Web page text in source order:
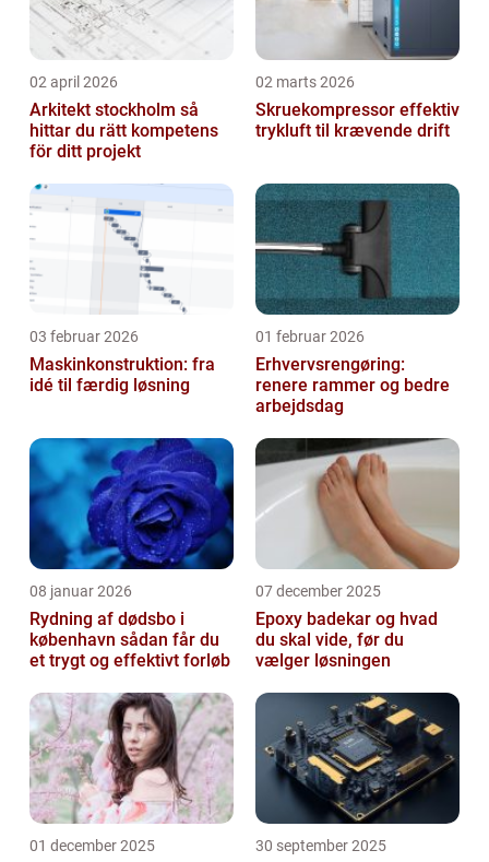
02 april 2026
Arkitekt stockholm så
hittar du rätt kompetens
för ditt projekt
02 marts 2026
Skruekompressor effektiv
trykluft til krævende drift
03 februar 2026
Maskinkonstruktion: fra
idé til færdig løsning
01 februar 2026
Erhvervsrengøring:
renere rammer og bedre
arbejdsdag
08 januar 2026
Rydning af dødsbo i
københavn sådan får du
et trygt og effektivt forløb
07 december 2025
Epoxy badekar og hvad
du skal vide, før du
vælger løsningen
01 december 2025 30 september 2025